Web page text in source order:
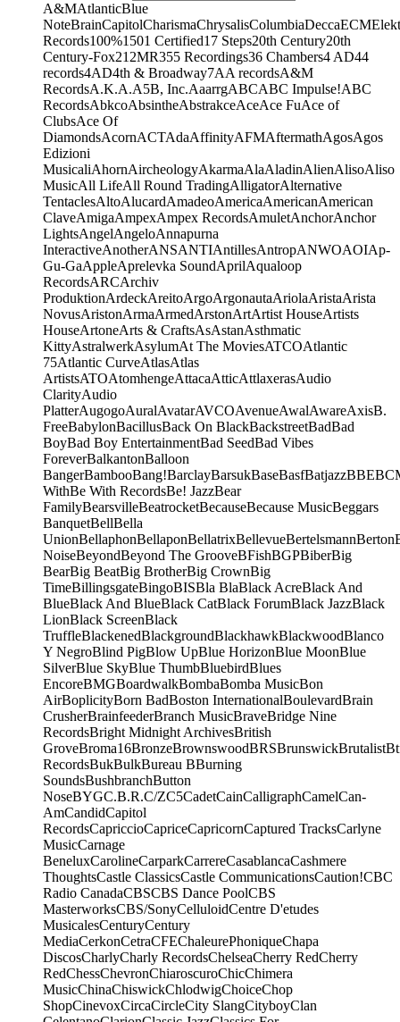
A&MAtlanticBlue
NoteBrainCapitolCharismaChrysalisColumbiaDeccaECM
Records100%1501 Certified17 Steps20th Century20th
Century-Fox21 2MR355 Recordings36 Chambers4 AD44
records4AD4th & Broadway7AA recordsA&M
RecordsA.K.A.A5B, Inc.AaarrgABCABC Impulse!ABC
RecordsAbkcoAbsintheAbstrakceAceAce FuAce of
ClubsAce Of
DiamondsAcornACTAdaAffinityAFMAftermathAgosAgos
Edizioni
MusicaliAhornAircheologyAkarmaAlaAladinAlienAlisoAliso
MusicAll LifeAll Round TradingAlligatorAlternative
TentaclesAltoAlucardAmadeoAmericaAmericanAmerican
ClaveAmigaAmpexAmpex RecordsAmuletAnchorAnchor
LightsAngelAngeloAnnapurna
InteractiveAnotherANSANTIAntillesAntropANWOAOIAp-
Gu-GaAppleAprelevka SoundAprilAqualoop
RecordsARCArchiv
ProduktionArdeckAreitoArgoArgonautaAriolaAristaArista
NovusAristonArmaArmedArstonArtArtist HouseArtists
HouseArtoneArts & CraftsAsAstanAsthmatic
KittyAstralwerkAsylumAt The MoviesATCOAtlantic
75Atlantic CurveAtlasAtlas
ArtistsATOAtomhengeAttacaAtticAttlaxerasAudio
ClarityAudio
PlatterAugogoAuralAvatarAVCOAvenueAwalAwareAxisB.
FreeBabylonBacillusBack On BlackBackstreetBadBad
BoyBad Boy EntertainmentBad SeedBad Vibes
ForeverBalkantonBalloon
BangerBambooBang!BarclayBarsukBaseBasfBatjazzBBE
WithBe With RecordsBe! JazzBear
FamilyBearsvilleBeatrocketBecauseBecause MusicBeggars
BanquetBellBella
UnionBellaphonBellaponBellatrixBellevueBertelsmannBerton
NoiseBeyondBeyond The GrooveBFishBGPBiberBig
BearBig BeatBig BrotherBig CrownBig
TimeBillingsgateBingoBISBla BlaBlack AcreBlack And
BlueBlack And BlueBlack CatBlack ForumBlack JazzBlack
LionBlack ScreenBlack
TruffleBlackenedBlackgroundBlackhawkBlackwoodBlanco
Y NegroBlind PigBlow UpBlue HorizonBlue MoonBlue
SilverBlue SkyBlue ThumbBluebirdBlues
EncoreBMGBoardwalkBombaBomba MusicBon
AirBoplicityBorn BadBoston InternationalBoulevardBrain
CrusherBrainfeederBranch MusicBraveBridge Nine
RecordsBright Midnight ArchivesBritish
GroveBroma16BronzeBrownswoodBRSBrunswickBrutalist
RecordsBukBulkBureau BBurning
SoundsBushbranchButton
NoseBYGC.B.R.C/ZC5CadetCainCalligraphCamelCan-
AmCandidCapitol
RecordsCapriccioCapriceCapricornCaptured TracksCarlyne
MusicCarnage
BeneluxCarolineCarparkCarrereCasablancaCashmere
ThoughtsCastle ClassicsCastle CommunicationsCaution!CBC
Radio CanadaCBSCBS Dance PoolCBS
MasterworksCBS/SonyCelluloidCentre D'etudes
MusicalesCenturyCentury
MediaCerkonCetraCFEChaleurePhoniqueChapa
DiscosCharlyCharly RecordsChelseaCherry RedCherry
RedChessChevronChiaroscuroChicChimera
MusicChinaChiswickChlodwigChoiceChop
ShopCinevoxCircaCircleCity SlangCityboyClan